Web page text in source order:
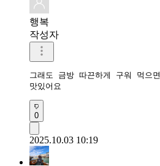
행복
작성자
그래도 금방 따끈하게 구워 먹으면
맛있어요
0
2025.10.03 10:19